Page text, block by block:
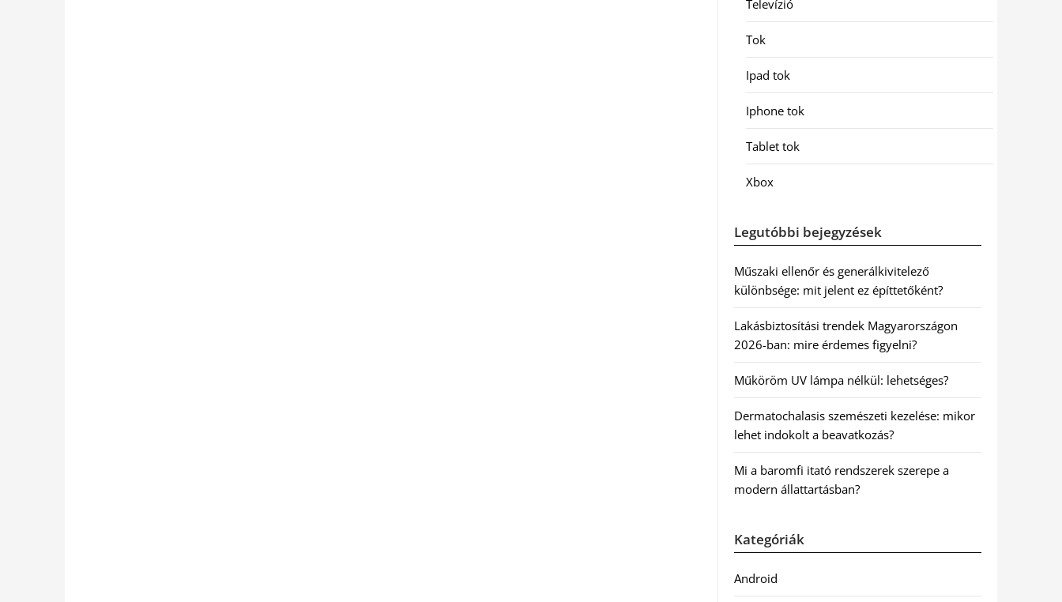
Televízió
Tok
Ipad tok
Iphone tok
Tablet tok
Xbox
Legutóbbi bejegyzések
Műszaki ellenőr és generálkivitelező
különbsége: mit jelent ez építtetőként?
Lakásbiztosítási trendek Magyarországon
2026-ban: mire érdemes figyelni?
Műköröm UV lámpa nélkül: lehetséges?
Dermatochalasis szemészeti kezelése: mikor
lehet indokolt a beavatkozás?
Mi a baromfi itató rendszerek szerepe a
modern állattartásban?
Kategóriák
Android